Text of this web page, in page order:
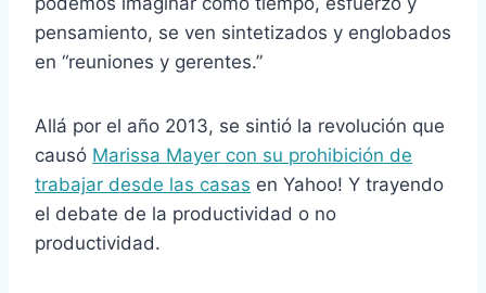
pensamiento, se ven sintetizados y englobados
en “reuniones y gerentes.”
Allá por el año 2013, se sintió la revolución que
causó Marissa Mayer con su prohibición de
trabajar desde las casas en Yahoo! Y trayendo
el debate de la productividad o no
productividad.